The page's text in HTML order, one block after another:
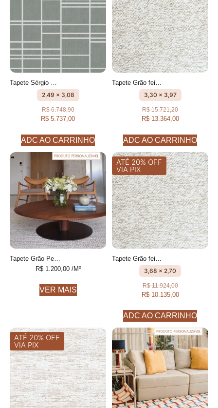
Tapete Sérgio Cru e Caqui Design Moderno feito à mão, 100% algodão reciclado
2,49 x 3,08
R$6.748,90
R$ 5.737,00
ADC AO CARRINHO
Tapete Grão feito à mão, 80% algodão reciclado e 20% Cotelê de algodão
3,30 x 3,97
R$15.721,20
R$13.364,00
ADC AO CARRINHO
R$1.200,00/M²
VER MAIS
ATÉ 20% OFF
VIA PIX
3,68 x 2,70
R$11.924,00
R$10.135,00
ADC AO CARRINHO
ATÉ 20% OFF
VIA PIX